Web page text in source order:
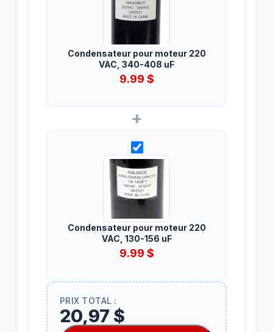
Condensateur pour moteur 220
VAC, 340-408 uF
9.99 $
+
Condensateur pour moteur 220
VAC, 130-156 uF
9.99 $
PRIX TOTAL :
20,97 $